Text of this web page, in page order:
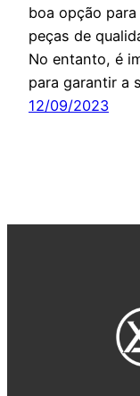
boa opção
peças de
No entanto, é
para garantir a
12/09/2023